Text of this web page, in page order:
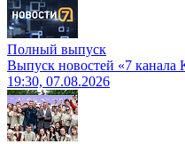
Полный выпуск
Выпуск новостей «7 канала
19:30, 07.08.2026